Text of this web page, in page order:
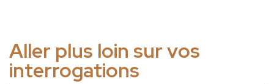
Aller plus loin sur vos
interrogations